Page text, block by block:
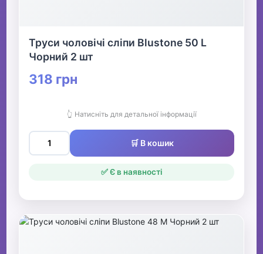
Труси чоловічі сліпи Blustone 50 L
Чорний 2 шт
318 грн
👆 Натисніть для детальної інформації
🛒 В кошик
✅ Є в наявності